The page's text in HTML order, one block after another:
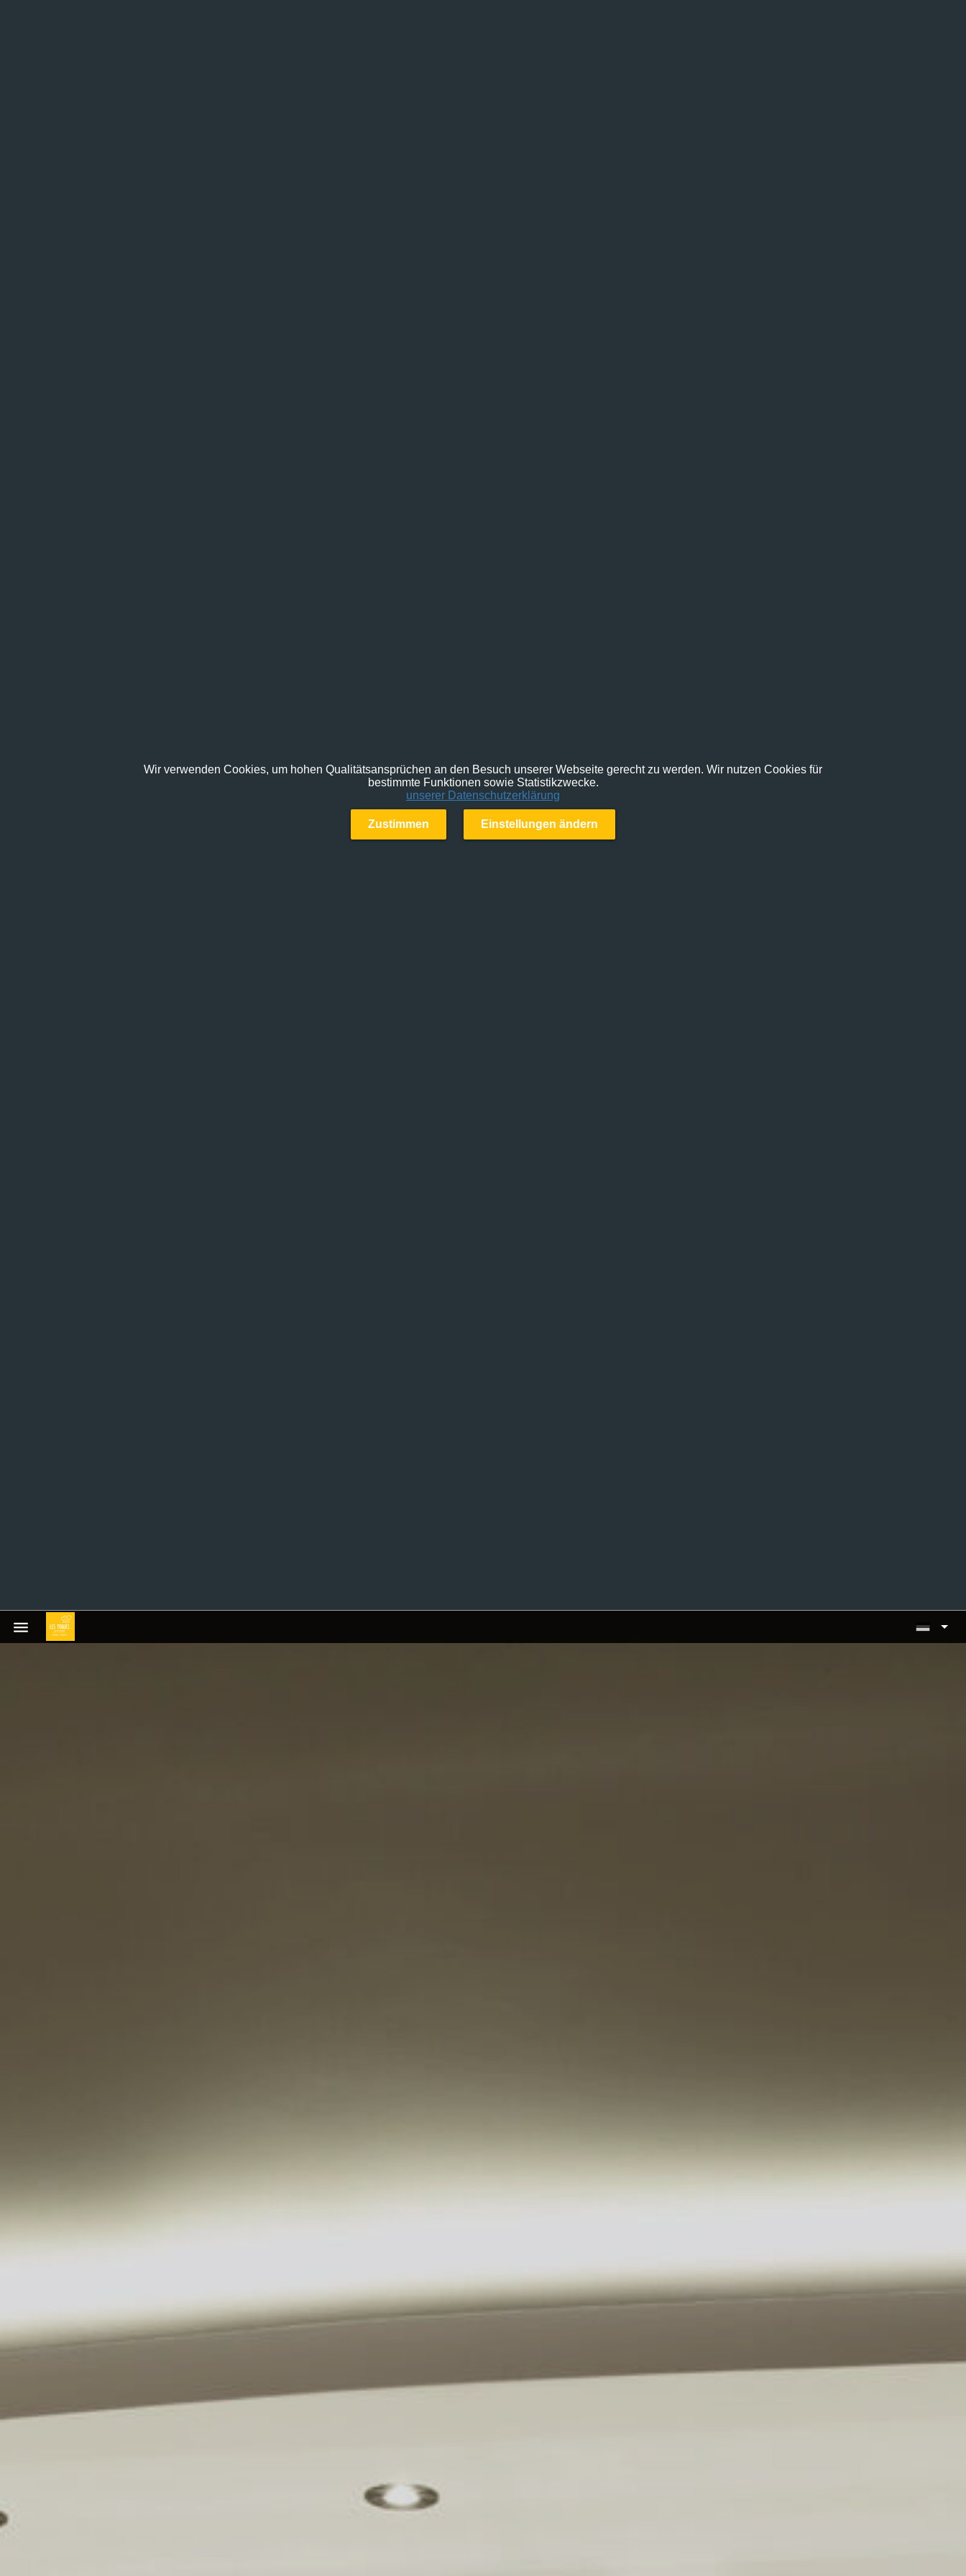
Wir verwenden Cookies, um hohen Qualitätsansprüchen an den Besuch unserer Webseite gerecht zu werden. Wir nutzen Cookies für
bestimmte Funktionen sowie Statistikzwecke.
unserer Datenschutzerklärung
Zustimmen Einstellungen ändern